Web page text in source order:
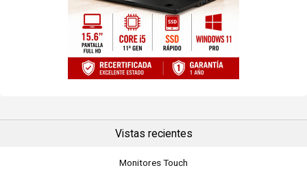
Vistas recientes
Monitores Touch